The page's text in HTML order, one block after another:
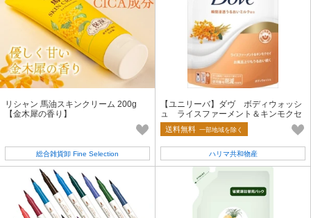
リシャン 馬油スキンクリーム 200g
【金木犀の香り】
総合雑貨卸 Fine Selection
【ユニリーバ】ダヴ ボディウォッシ
ュ ライスファーメント＆キンモクセ
イ つめかえ用【ボディソープ】
送料無料 一部地域を除く
ハリマ共和物産